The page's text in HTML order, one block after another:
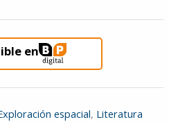
en
espacial, Literatura